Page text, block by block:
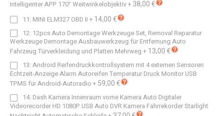
intelligenter APP 170° Weitwinkelobjektiv+ 38,00 €
11: MINI ELM327 OBD II + 14,00 €
12: 12pcs Auto Demontage Werkzeuge Set, Removal Reparatur
Werkzeuge Demontage Ausbauwerkzeug für Entfernung Auto
Fahrzeug Türverkleidung und Platten Mehrweg + 13,00 €
13: Android Reifendruckkontrollsystem mit 4 externen Sensoren
Echtzeit-Anzeige Alarm Autoreifen Temperatur Druck Monitor USB
TPMS für Android-Autoradio + 59,00 €
14: Dash Kamera Innenraum vorne Kamera Auto Digitaler
Videorecorder HD 1080P USB Auto DVR Kamera Fahrrekorder Starlight